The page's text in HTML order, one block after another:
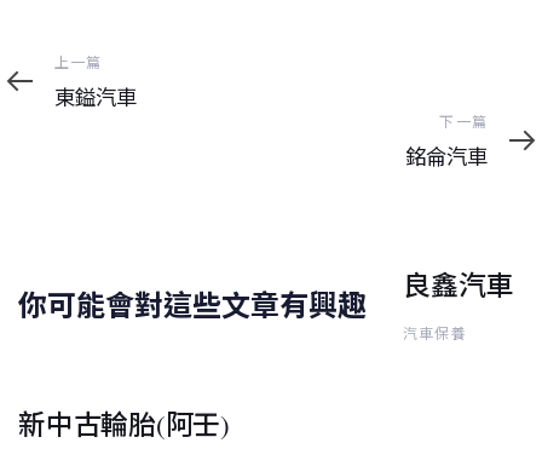
上
一
篇
上一篇
東鎰汽車
一
篇
下一篇
銘侖汽車
你可能會對這些文章有興趣 良鑫汽車
汽車保養
新中古輪胎(阿壬)